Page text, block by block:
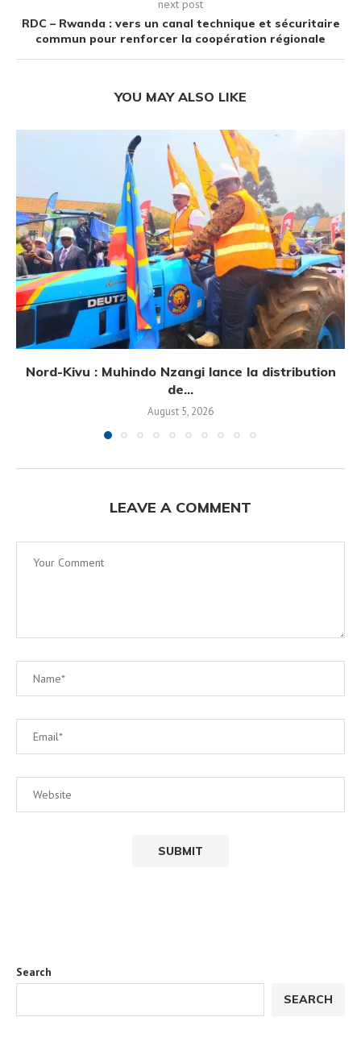
next post
RDC – Rwanda : vers un canal technique et sécuritaire
commun pour renforcer la coopération régionale
YOU MAY ALSO LIKE
Nord-Kivu : Muhindo Nzangi lance la distribution
de...
August 5, 2026
LEAVE A COMMENT
Search
SEARCH